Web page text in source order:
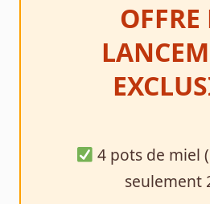
OFFRE
4 pots de miel
seulement